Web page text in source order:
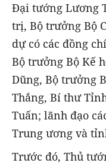
Đại tướng Lương
trị, Bộ trưởng Bộ
dự có các đồng
Bộ trưởng Bộ Kế
Dũng, Bộ trưởng
Thắng, Bí thư
Tuấn; lãnh đạo
Trung ương và
Trước đó, Thủ